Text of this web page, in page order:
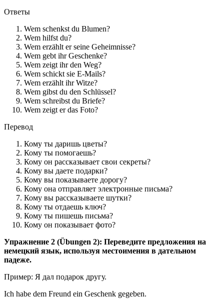
Ответы
Wem schenkst du Blumen?
Wem hilfst du?
Wem erzählt er seine Geheimnisse?
Wem gebt ihr Geschenke?
Wem zeigt ihr den Weg?
Wem schickt sie E-Mails?
Wem erzählt ihr Witze?
Wem gibst du den Schlüssel?
Wem schreibst du Briefe?
Wem zeigt er das Foto?
Перевод
Кому ты даришь цветы?
Кому ты помогаешь?
Кому он рассказывает свои секреты?
Кому вы даете подарки?
Кому вы показываете дорогу?
Кому она отправляет электронные письма?
Кому вы рассказываете шутки?
Кому ты отдаешь ключ?
Кому ты пишешь письма?
Кому он показывает фото?
Упражнение 2 (Übungen 2): Переведите предложения на
немецкий язык, используя местоимения в дательном
падеже.
Пример: Я дал подарок другу.
Ich habe dem Freund ein Geschenk gegeben.